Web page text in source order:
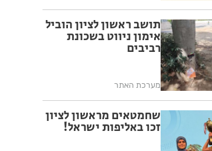
תושב ראשון לציון הוביל
אימון ניווט בשכונת
רביבים
מערכת האתר
שחמטאים מראשון לציון
זכו באליפות ישראל!